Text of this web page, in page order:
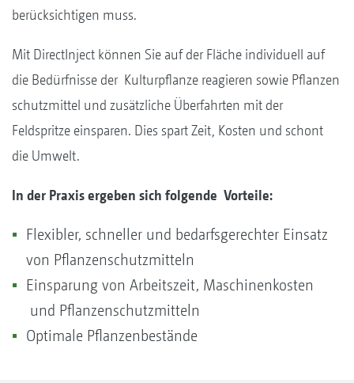
berücksichtigen muss.
Mit DirectInject können Sie auf der Fläche individuell auf
die Bedürfnisse der Kulturpflanze reagieren sowie Pflanzen
schutzmittel und zusätzliche Überfahrten mit der
Feldspritze einsparen. Dies spart Zeit, Kosten und schont
die Umwelt.
In der Praxis ergeben sich folgende Vorteile:
Flexibler, schneller und bedarfsgerechter Einsatz
von Pflanzenschutzmitteln
Einsparung von Arbeitszeit, Maschinenkosten
und Pflanzenschutzmitteln
Optimale Pflanzenbestände